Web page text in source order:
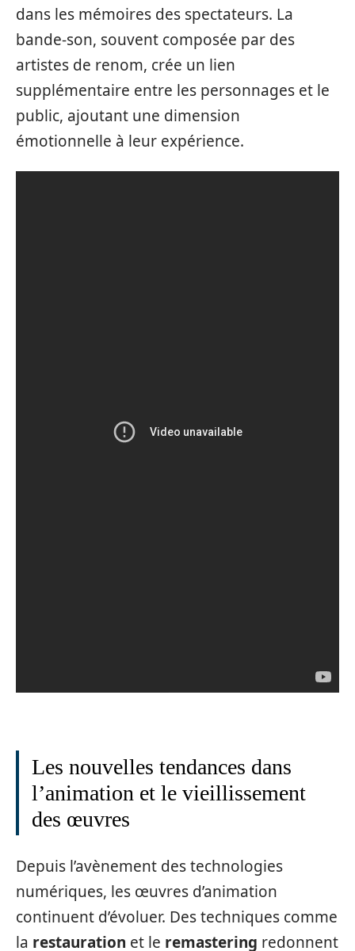
dans les mémoires des spectateurs. La
bande-son, souvent composée par des
artistes de renom, crée un lien
supplémentaire entre les personnages et le
public, ajoutant une dimension
émotionnelle à leur expérience.
Les nouvelles tendances dans
l’animation et le vieillissement
des œuvres
Depuis l’avènement des technologies
numériques, les œuvres d’animation
continuent d’évoluer. Des techniques comme
la restauration et le remastering redonnent